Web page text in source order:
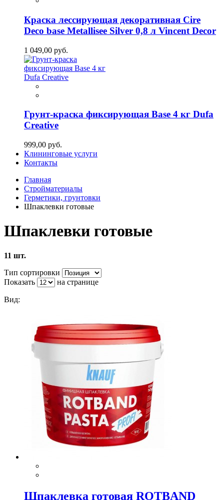
Краска лессирующая декоративная Cire
Deco base Metallisee Silver 0,8 л Vincent Decor
1 049,00 руб.
Грунт-краска фиксирующая Base 4 кг Dufa
Creative
999,00 руб.
Клининговые услуги
Контакты
Главная
Стройматериалы
Герметики, грунтовки
Шпаклевки готовые
Шпаклевки готовые
11 шт.
Тип сортировки
Показать
на странице
Вид:
Шпаклевка готовая ROTBAND